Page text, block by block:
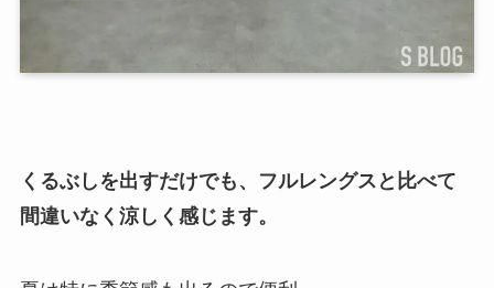
くるぶしを出すだけでも、フルレングスと比べて
間違いなく涼しく感じます。